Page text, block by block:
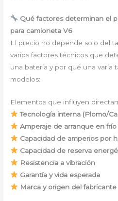
Qué factores determinan el
para camioneta V6
El precio no depende solo del
varios factores técnicos que
una batería y por qué una varía
modelos:
Elementos que influyen
Tecnología interna (Plomo/
Amperaje de arranque en frío
Capacidad de amperios por
Capacidad de reserva
Resistencia a vibración
Garantía y vida esperada
Marca y origen del fabricante